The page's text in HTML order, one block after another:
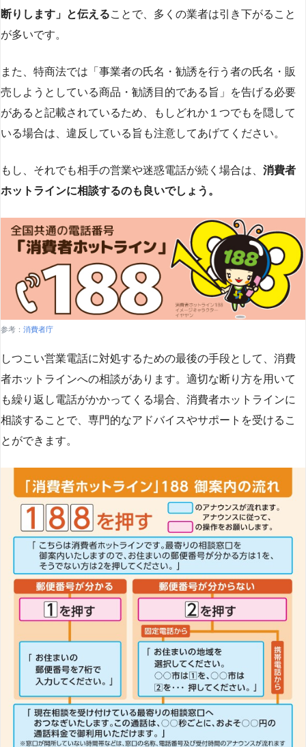
断りします」と伝えることで、多くの業者は引き下がること
が多いです​​。
また、特商法では「事業者の氏名・勧誘を行う者の氏名・販
売しようとしている商品・勧誘目的である旨」を告げる必要
があると記載されているため、もしどれか１つでもを隠して
いる場合は、違反している旨も注意してあげてください。
もし、それでも相手の営業や迷惑電話が続く場合は、 消費者
ホットラインに相談するのも良いでしょう。
参考： 消費者庁
しつこい営業電話に対処するための最後の手段として、消費
者ホットラインへの相談があります。適切な断り方を用いて
も繰り返し電話がかかってくる場合、消費者ホットラインに
相談することで、専門的なアドバイスやサポートを受けるこ
とができます​​。